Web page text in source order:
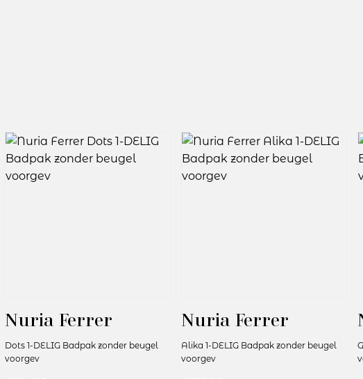
Nuria Ferrer
Dots 1-DELIG Badpak zonder beugel
voorgev
Nuria Ferrer
Alika 1-DELIG Badpak zonder beugel
voorgev